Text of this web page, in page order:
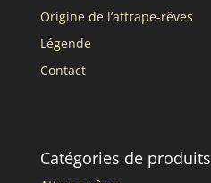
Origine de l’attrape-rêves
Légende
Contact
Catégories de produits